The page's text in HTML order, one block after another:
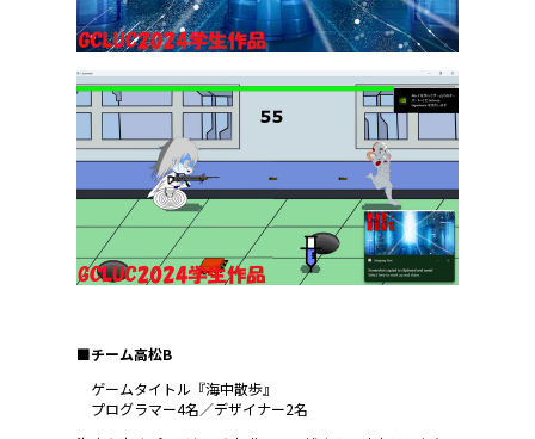
■チーム高松B
ゲームタイトル『海中散歩』
プログラマー4名／デザイナー2名